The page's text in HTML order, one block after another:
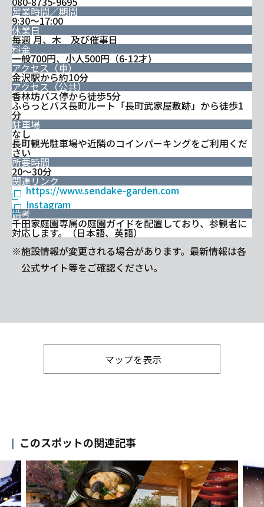
営業時間／期間
9:30～17:00
休業日
毎週 月、木 及び催事日
料金
一般700円、小人500円（6-12才)
アクセス（車）
金沢駅から約10分
アクセス（公共）
香林坊バス停から徒歩5分
ふらっとバス長町ルート「長町武家屋敷跡」から徒歩1
分
駐車場
なし
長町観光駐車場や近隣のコインパーキングをご利用くだ
さい
所要時間
20～30分
関連リンク
https://www.sendake-garden.com
Instagram
備考
千田家庭園専属の庭園ガイドを配置しており、参観者に
対応します。（日本語、英語）
※施設情報が変更される場合があります。最新情報は各
公式サイト等をご確認ください。
マップを表示
このスポットの関連記事